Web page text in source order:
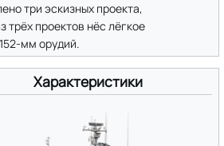
три эскизных проекта,
проектов нёс лёгкое
мм орудий.
Характеристики